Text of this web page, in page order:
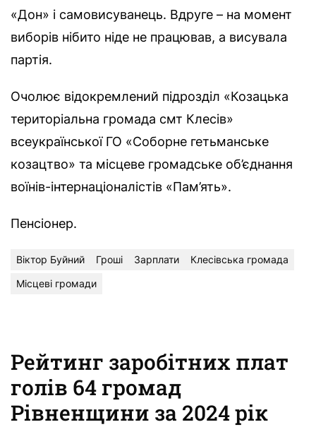
«Дон» і самовисуванець. Вдруге – на момент
виборів нібито ніде не працював, а висувала
партія.
Очолює відокремлений підрозділ «Козацька
територіальна громада смт Клесів»
всеукраїнської ГО «Соборне гетьманське
козацтво» та місцеве громадське об’єднання
воїнів-інтернаціоналістів «Пам’ять».
Пенсіонер.
Віктор Буйний Гроші Зарплати
Клесівська громада
Місцеві громади
Рейтинг заробітних плат
голів 64 громад
Рівненщини за 2024 рік